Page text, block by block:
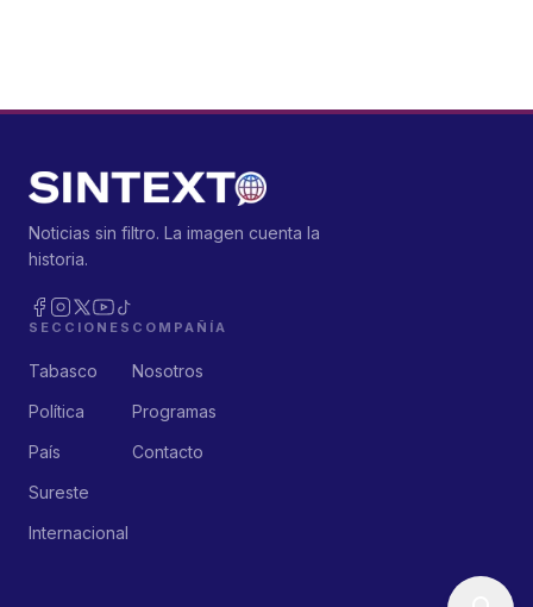
Noticias sin filtro. La imagen cuenta la
historia.
SECCIONES
Tabasco
Política
País
Sureste
Internacional
COMPAÑÍA
Nosotros
Programas
Contacto